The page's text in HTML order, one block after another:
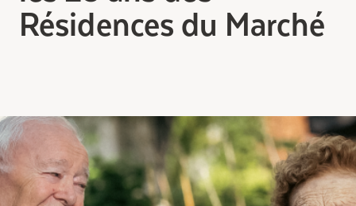
Notre sens de l’innovation
Comprendre les coûts
Les 6 étapes de décision
Votre arrivée en résidence
Témoignages
Résidences du Marché